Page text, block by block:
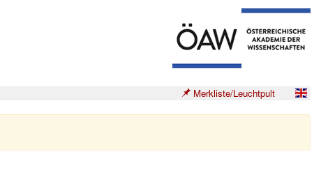
Merkliste/Leuchtpult